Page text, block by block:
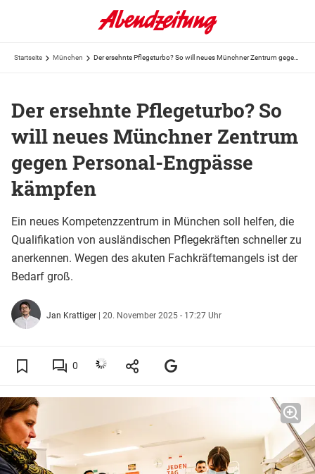
Startseite München
Der ersehnte Pflegeturbo? So
will neues Münchner Zentrum
gegen Personal-Engpässe
kämpfen
Ein neues Kompetenzzentrum in München soll helfen, die
Qualifikation von ausländischen Pflegekräften schneller zu
anerkennen. Wegen des akuten Fachkräftemangels ist der
Bedarf groß.
Jan Krattiger | 20. November 2025 - 17:27 Uhr
0